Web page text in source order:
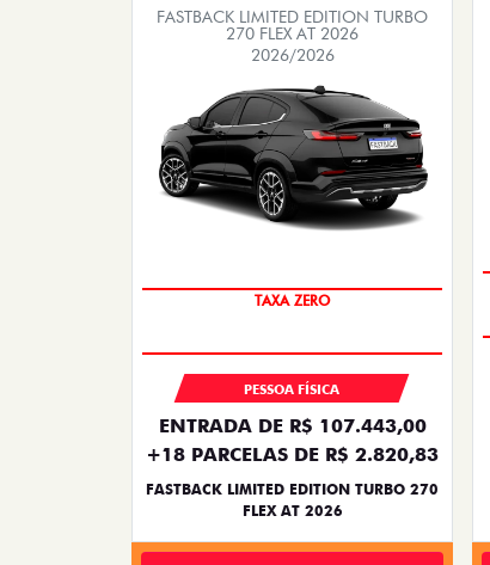
FASTBACK LIMITED EDITION TURBO
270 FLEX AT 2026
2026/2026
PESSOA FÍSICA
ENTRADA DE R$ 107.443,00
+18 PARCELAS DE R$ 2.820,83
FASTBACK LIMITED EDITION TURBO 270
FLEX AT 2026